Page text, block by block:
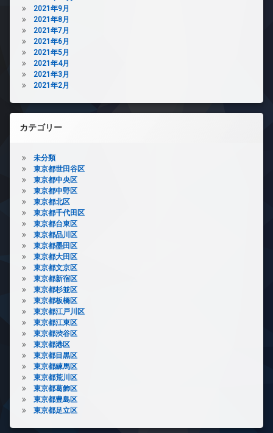
2021年9月
2021年8月
2021年7月
2021年6月
2021年5月
2021年4月
2021年3月
2021年2月
カテゴリー
未分類
東京都世田谷区
東京都中央区
東京都中野区
東京都北区
東京都千代田区
東京都台東区
東京都品川区
東京都墨田区
東京都大田区
東京都文京区
東京都新宿区
東京都杉並区
東京都板橋区
東京都江戸川区
東京都江東区
東京都渋谷区
東京都港区
東京都目黒区
東京都練馬区
東京都荒川区
東京都葛飾区
東京都豊島区
東京都足立区